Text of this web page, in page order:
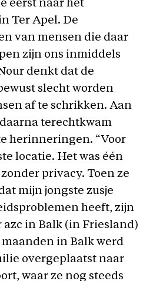
eerst naar het
Ter Apel. De
van mensen die daar
zijn ons inmiddels
denkt dat de
slecht worden
af te schrikken. Aan
terechtkwam
herinneringen. “Voor
locatie. Het was één
privacy. Toen ze
mijn jongste zusje
heeft, zijn
azc in Balk (in Friesland)
maanden in Balk werd
overgeplaatst naar
waar ze nog steeds